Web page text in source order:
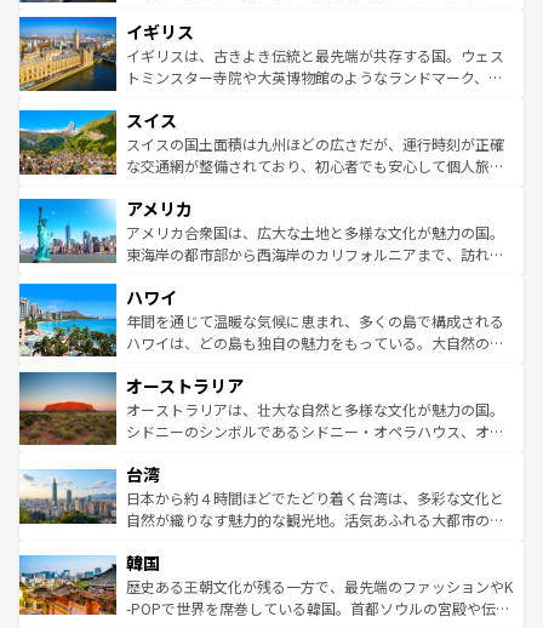
いる。シャンパンの発祥地であるランス、プロヴァンスの
香り高いラベンダー畑など、多彩な楽しみ方が可能だ。さ
らに、パリ以外の地域にも魅力が溢れており、どの街角に
れる地方に足を運ぶとそれぞれで全く異なる文化を体験で
きるだろう。 なお、新着のフランス情報はコンテンツ一覧
を参照してほしい。
顔を持つこの国は、どこを歩いても飽きることがない。ベ
ルリンの文化的活気、バイエルン州のアルプスの絶景、そ
してライン川沿いのワイン畑といった風景は必見。ビール
は、お酒好きな人にはぜひ体験してほしい。 なお、新着の
ドイツ情報はコンテンツ一覧を参照してほしい。
イギリス
イギリスは、古きよき伝統と最先端が共存する国。ウェス
トミンスター寺院や大英博物館のようなランドマーク、歴
リアごとに異なる魅力がある。また、優雅なアフタヌーン
ティー、ビール好きにはたまらない英国パブ、サッカー観
戦など、本場だからこそできる体験も豊富。イギリスを旅
ンツ一覧を参照してほしい。
スイス
スイスの国土面積は九州ほどの広さだが、運行時刻が正確
な交通網が整備されており、初心者でも安心して個人旅行
の建物がそのまま残る町や、スイスならではのユニークな
博物館もあり、アルプス観光だけでなく町歩きも満喫する
ことができる。国民の所得が高いため物価も高いが、旅行
ば市内交通費無料で観光を楽しむこともできる。 なお、新
着のスイス情報はコンテンツ一覧 を参照してほしい。
アメリカ
アメリカ合衆国は、広大な土地と多様な文化が魅力の国。
東海岸の都市部から西海岸のカリフォルニアまで、訪れる
のような巨大都市は、観光、ショッピング、エンターテイ
ンメントが詰まった刺激的なスポットだ。一方、アメリカ
西部には大自然が広がり、グランドキャニオンやイエロー
部のニューオーリンズでは、音楽と美食が融合した独特の
文化が魅力。旅行者はアメリカの各地域で異なる魅力を楽
しみながら、その多様性と豊かな歴史を感じることができ
ならではの贅沢な旅のスタイルだ。 なお、新着のアメリカ
情報はコンテンツ一覧を参照してほしい。
ハワイ
年間を通じて温暖な気候に恵まれ、多くの島で構成される
ハワイは、どの島も独自の魅力をもっている。大自然の神
ワイ島は見逃せない。また、定番の観光地といえばオアフ
島だが、静かな自然を求めるならマウイ島やカウアイ島が
おすすめ。エメラルドグリーンに輝く海をはじめ、豊かな
れるおもてなしの心で訪れる人々を迎えてくれるハワイの
人々、おいしいローカルフードやハワイアンミュージッ
ク、伝統的なフラダンスなど、すべてがハワイの魅力を彩
ワイを、存分に味わってほしい。 なお、新着のハワイ情報
はコンテンツ一覧を参照してほしい。
オーストラリア
オーストラリアは、壮大な自然と多様な文化が魅力の国。
シドニーのシンボルであるシドニー・オペラハウス、オー
リアリーフや大陸中央部にそびえるウルル（エアーズロッ
ク）、タスマニアの美しい原生林やケアンズの熱帯雨林な
ど、見どころがたくさん。また、カフェやワイン、オージ
いる。アクティビティも充実しており、サーフィンやダイ
ビング、ハイキングなど、アウトドア好きにはたまらな
い。オーストラリアの多彩な魅力を存分に味わいつくそ
台湾
日本から約４時間ほどでたどり着く台湾は、多彩な文化と
自然が織りなす魅力的な観光地。活気あふれる大都市の台
ン）、静ひつな山岳地帯である台湾東部など、都市の喧騒
と山間の静けさが共存しており、訪れる人に新しい発見と
驚きをもたらしてくれる。また、奥深い台湾の食文化も魅
韓国
歴史ある王朝文化が残る一方で、最先端のファッションやK
-POPで世界を席巻している韓国。首都ソウルの宮殿や伝統